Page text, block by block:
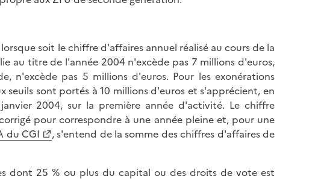
soit le chiffre d'affaires annuel réalisé au cours de la
au titre de l'année 2004 n'excède pas 7 millions d'euros,
pas 5 millions d'euros. Pour les exonérations
seuils sont portés à 10 millions d'euros et s'apprécient, en
janvier 2004, sur la première année d'activité. Le chiffre
pour correspondre à une année pleine et, pour une
du CGI
, s'entend de la somme des chiffres d'affaires de
dont 25 % ou plus du capital ou des droits de vote est